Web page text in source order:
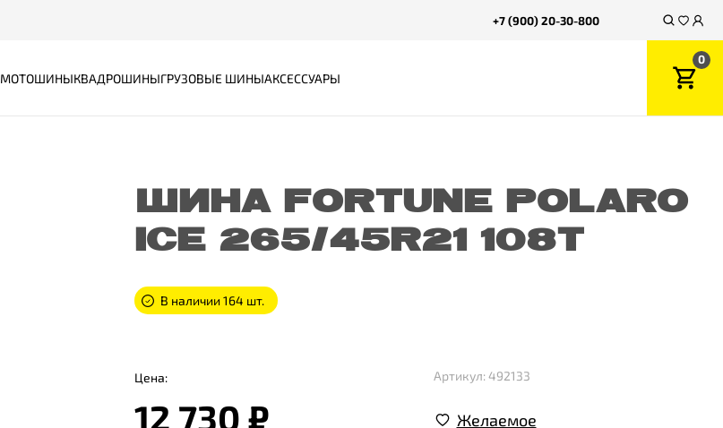
+7 (900) 20-30-800
МОТОШИНЫКВАДРОШИНЫГРУЗОВЫЕ ШИНЫАКСЕССУАРЫ
0
ШИНА FORTUNE POLARO
ICE 265/45R21 108T
В наличии 164 шт.
Цена:
12 730 ₽
Артикул: 492133
Желаемое